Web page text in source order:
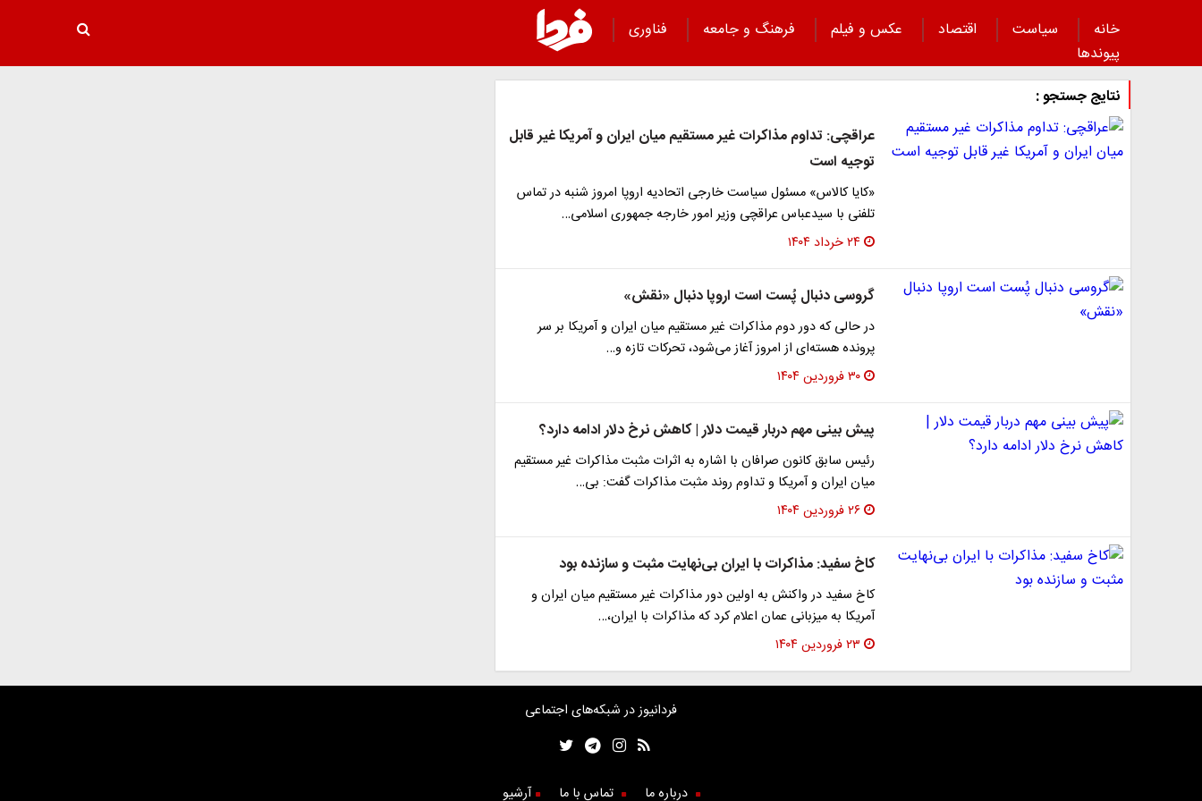
خانه سیاست اقتصاد عکس و فیلم فرهنگ و جامعه
فناوری
پیوند‌ها
نتایج جستجو :
عراقچی: تداوم مذاکرات غیر مستقیم میان ایران و آمریکا غیر قابل
توجیه است
«کایا کالاس» مسئول سیاست خارجی اتحادیه اروپا امروز شنبه در تماس
تلفنی با سیدعباس عراقچی وزیر امور خارجه جمهوری اسلامی…
۲۴ خرداد ۱۴۰۴
گروسی دنبال پُست است اروپا دنبال «نقش»
در حالی که دور دوم مذاکرات غیر مستقیم میان ایران و آمریکا بر سر
پرونده هسته‌ای از امروز آغاز می‌شود، تحرکات تازه و…
۳۰ فروردین ۱۴۰۴
پیش بینی مهم دربار قیمت دلار | کاهش نرخ دلار ادامه دارد؟
رئیس سابق کانون صرافان با اشاره به اثرات مثبت مذاکرات غیر مستقیم
میان ایران و آمریکا و تداوم روند مثبت مذاکرات گفت: بی…
۲۶ فروردین ۱۴۰۴
کاخ سفید: مذاکرات با ایران بی‌نهایت مثبت و سازنده بود
کاخ سفید در واکنش به اولین دور مذاکرات غیر مستقیم میان ایران و
آمریکا به میزبانی عمان اعلام کرد که مذاکرات با ایران،…
۲۳ فروردین ۱۴۰۴
فردانیوز در شبکه‌های اجتماعی
درباره ما تماس با ما آرشیو